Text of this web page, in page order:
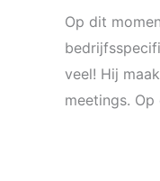
Op dit
veel! Hij
meetings.